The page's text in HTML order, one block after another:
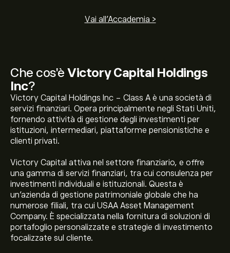
Che cos'è Victory Capital Holdings
Inc?
Victory Capital Holdings Inc - Class A è una società di
servizi finanziari. Opera principalmente negli Stati Uniti,
fornendo attività di gestione degli investimenti per
istituzioni, intermediari, piattaforme pensionistiche e
clienti privati.
Victory Capital attiva nel settore finanziario, e offre
una gamma di servizi finanziari, tra cui consulenza per
investimenti individuali e istituzionali. Questa è
un'azienda di gestione patrimoniale globale che ha
numerose filiali, tra cui USAA Asset Management
Company. È specializzata nella fornitura di soluzioni di
portafoglio personalizzate e strategie di investimento
focalizzate sul cliente.
Vai all'Accademia >